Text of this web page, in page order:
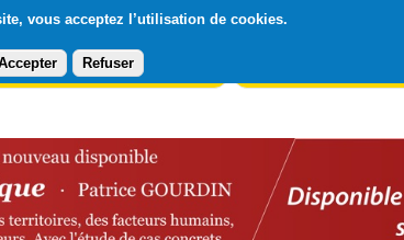
vous acceptez l’utilisation de cookies.
Refuser
gratuit à la Lettre du Diploweb